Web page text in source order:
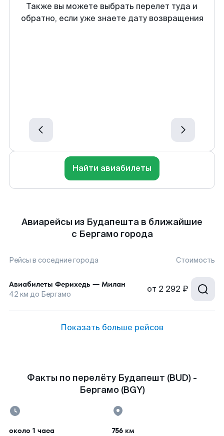
Также вы можете выбрать перелет туда и
обратно, если уже знаете дату возвращения
Найти авиабилеты
Авиарейсы из Будапешта в ближайшие
с Бергамо города
Рейсы в соседние города Стоимость
Авиабилеты Ферихедь — Милан
42 км до Бергамо от 2 292 ₽
Показать больше рейсов
Факты по перелёту Будапешт (BUD) -
Бергамо (BGY)
около 1 часа 756 км